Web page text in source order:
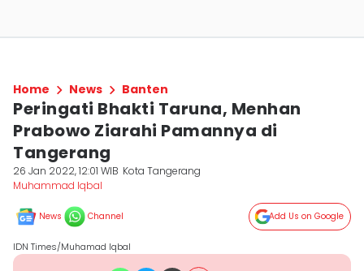
Home News Banten
Peringati Bhakti Taruna, Menhan
Prabowo Ziarahi Pamannya di
Tangerang
26 Jan 2022, 12:01 WIB Kota Tangerang
Muhammad Iqbal
News Channel Add Us on Google
IDN Times/Muhamad Iqbal